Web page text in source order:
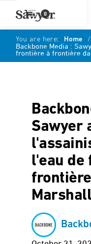
0
You are here: Home /
Backbone Media :
frontière à frontière
Sawyer
l'eau de
Marshall